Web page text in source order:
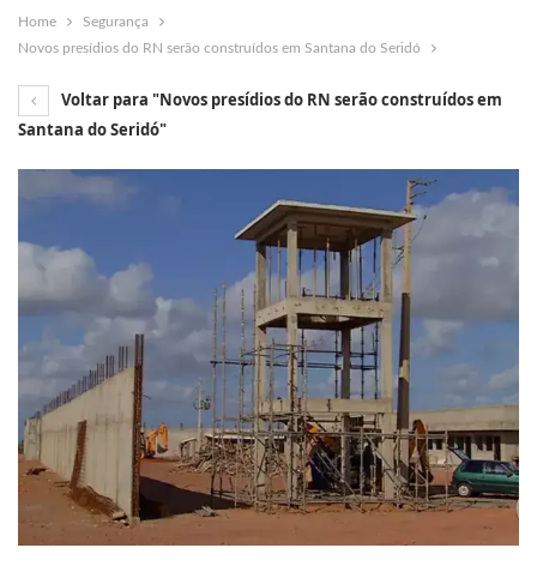
Home
Segurança
Novos presídios do RN serão construídos em Santana do Seridó
Voltar para "Novos presídios do RN serão construídos em
Santana do Seridó"